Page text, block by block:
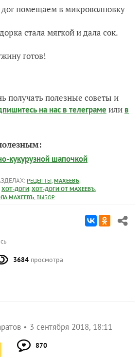
помещаем в микроволновку
стала мягкой и дала сок.
готов!
получать полезные советы и
на нас в телеграме или в
кукурузной шапочкой
РЕЦЕПТЫ, МАХЕЕВЪ,
ХОТ-ДОГИ, ХОТ-ДОГИ ОТ МАХЕЕВЪ,
МАХЕЕВЪ, ВЫБОР
3684 просмотра
3 сентября 2018, 18:11
870